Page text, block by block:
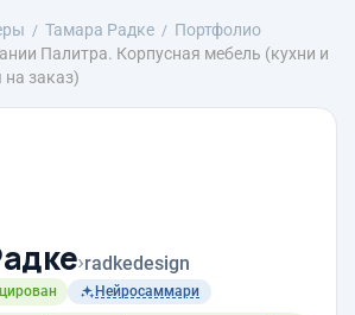
Тамара Радке
Портфолио
Палитра. Корпусная мебель (кухни и
заказ)
›radkedesign
Нейросаммари